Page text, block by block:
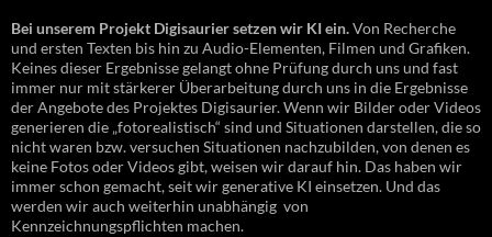
Bei unserem Projekt Digisaurier setzen wir KI ein.Von Recherche
und ersten Texten bis hin zu Audio-Elementen, Filmen und Grafiken.
Keines dieser Ergebnisse gelangt ohne Prüfung durch uns und fast
immer nur mit stärkerer Überarbeitung durch uns in die Ergebnisse
der Angebote des Projektes Digisaurier. Wenn wir Bilder oder Videos
generieren die „fotorealistisch“ sind und Situationen darstellen, die so
nicht waren bzw. versuchen Situationen nachzubilden, von denen es
keine Fotos oder Videos gibt, weisen wir darauf hin. Das haben wir
immer schon gemacht, seit wir generative KI einsetzen. Und das
werden wir auch weiterhin unabhängig von
Kennzeichnungspflichten machen.